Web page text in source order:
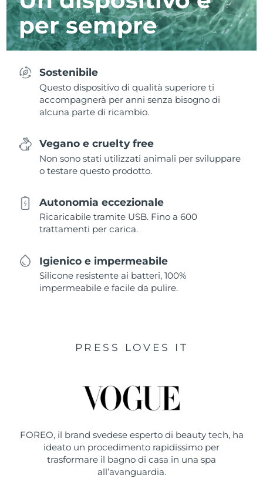
per sempre
Sostenibile
Questo dispositivo di qualità superiore ti
accompagnerà per anni senza bisogno di
alcuna parte di ricambio.
Vegano e cruelty free
Non sono stati utilizzati animali per sviluppare
o testare questo prodotto.
Autonomia eccezionale
Ricaricabile tramite USB. Fino a 600
trattamenti per carica.
Igienico e impermeabile
Silicone resistente ai batteri, 100%
impermeabile e facile da pulire.
PRESS LOVES IT
FOREO, il brand svedese esperto di beauty tech, ha
ideato un procedimento rapidissimo per
trasformare il bagno di casa in una spa
all’avanguardia.